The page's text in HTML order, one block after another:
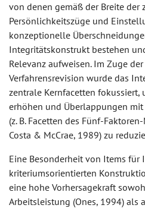
von denen gemäß der Breite der
Persönlichkeitszüge und
konzeptionelle
Integritätskonstrukt bestehen
Relevanz aufweisen. Im Zuge
Verfahrensrevision wurde das
zentrale Kernfacetten fokussiert,
erhöhen und Überlappungen
(z. B. Facetten des Fünf-
Costa & McCrae, 1989) zu
Eine Besonderheit von Items
kriteriumsorientierten
eine hohe Vorhersagekraft
Arbeitsleistung (Ones, 1994) als